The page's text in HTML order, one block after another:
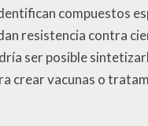
compuestos
resistencia contra
ser posible
crear vacunas o